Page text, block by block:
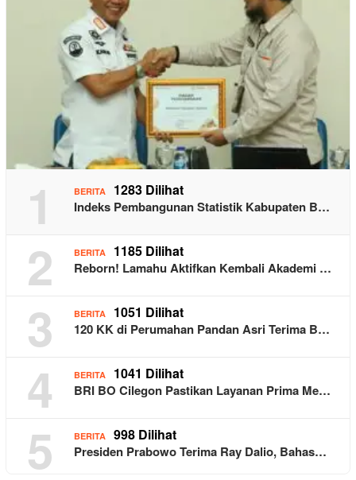
1 BERITA 1283 Dilihat
Indeks Pembangunan Statistik Kabupaten B…
2 BERITA 1185 Dilihat
Reborn! Lamahu Aktifkan Kembali Akademi …
3 BERITA 1051 Dilihat
120 KK di Perumahan Pandan Asri Terima B…
4 BERITA 1041 Dilihat
BRI BO Cilegon Pastikan Layanan Prima Me…
5 BERITA 998 Dilihat
Presiden Prabowo Terima Ray Dalio, Bahas…